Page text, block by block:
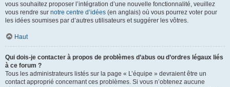
vous souhaitez proposer l’intégration d’une nouvelle fonctionnalité, veuillez
vous rendre sur notre centre d’idées (en anglais) où vous pourrez voter pour
les idées soumises par d’autres utilisateurs et suggérer les vôtres.
Haut
Qui dois-je contacter à propos de problèmes d’abus ou d’ordres légaux liés
à ce forum ?
Tous les administrateurs listés sur la page « L’équipe » devraient être un
contact approprié concernant ces problèmes. Si vous n’obtenez aucune